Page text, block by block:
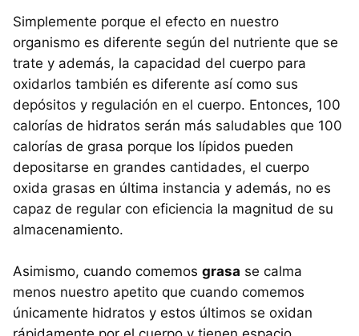
Simplemente porque el efecto en nuestro
organismo es diferente según del nutriente que se
trate y además, la capacidad del cuerpo para
oxidarlos también es diferente así como sus
depósitos y regulación en el cuerpo. Entonces, 100
calorías de hidratos serán más saludables que 100
calorías de grasa porque los lípidos pueden
depositarse en grandes cantidades, el cuerpo
oxida grasas en última instancia y además, no es
capaz de regular con eficiencia la magnitud de su
almacenamiento.
Asimismo, cuando comemos grasa se calma
menos nuestro apetito que cuando comemos
únicamente hidratos y estos últimos se oxidan